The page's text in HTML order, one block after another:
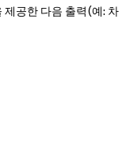
제공한 다음 출력(예: 차